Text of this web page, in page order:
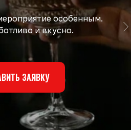
особенным.
и вкусно.
ЗАЯВКУ